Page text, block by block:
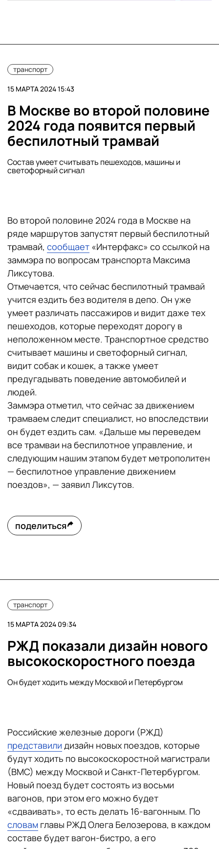
транспорт
15 МАРТА 2024 15:43
В Москве во второй половине
2024 года появится первый
беспилотный трамвай
Состав умеет считывать пешеходов, машины и
светофорный сигнал
Во второй половине 2024 года в Москве на
ряде маршрутов запустят первый беспилотный
трамвай, сообщает «Интерфакс» со ссылкой на
заммэра по вопросам транспорта Максима
Ликсутова.
Отмечается, что сейчас беспилотный трамвай
учится ездить без водителя в депо. Он уже
умеет различать пассажиров и видит даже тех
пешеходов, которые переходят дорогу в
неположенном месте. Транспортное средство
считывает машины и светофорный сигнал,
видит собак и кошек, а также умеет
предугадывать поведение автомобилей и
людей.
Заммэра отметил, что сейчас за движением
трамваем следит специалист, но впоследствии
он будет ездить сам. «Дальше мы переведем
все трамваи на беспилотное управление, и
следующим нашим этапом будет метрополитен
— беспилотное управление движением
поездов», — заявил Ликсутов.
поделиться
транспорт
15 МАРТА 2024 09:34
РЖД показали дизайн нового
высокоскоростного поезда
Он будет ходить между Москвой и Петербургом
Российские железные дороги (РЖД)
представили дизайн новых поездов, которые
будут ходить по высокоскоростной магистрали
(ВМС) между Москвой и Санкт-Петербургом.
Новый поезд будет состоять из восьми
вагонов, при этом его можно будет
«сдваивать», то есть делать 16-вагонным. По
словам главы РЖД Олега Белозерова, в каждом
составе будет вагон-бистро, а его